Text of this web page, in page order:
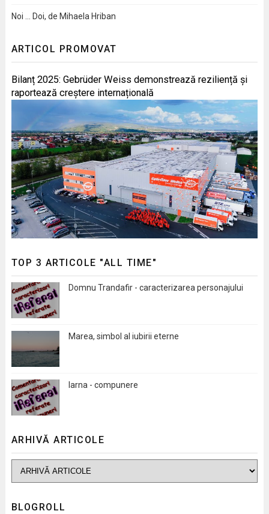
Noi … Doi, de Mihaela Hriban
ARTICOL PROMOVAT
Bilanț 2025: Gebrüder Weiss demonstrează reziliență și
raportează creștere internațională
TOP 3 ARTICOLE "ALL TIME"
Domnu Trandafir - caracterizarea personajului
Marea, simbol al iubirii eterne
Iarna - compunere
ARHIVĂ ARTICOLE
BLOGROLL